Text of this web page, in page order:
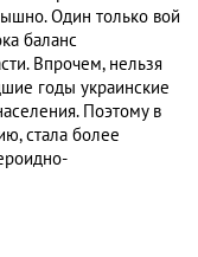
Один только вой
баланс
Впрочем, нельзя
годы украинские
Поэтому в
стала более